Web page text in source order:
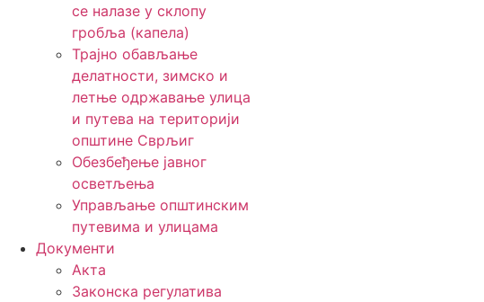
се налазе у склопу
гробља (капела)
Трајно обављање
делатности, зимско и
летње одржавање улица
и путева на територији
општине Сврљиг
Обезбеђење јавног
осветљења
Управљање општинским
путевима и улицама
Документи
Акта
Законска регулатива